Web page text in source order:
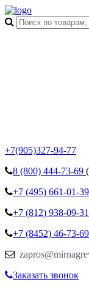
+7(905)327-94-77
8 (800) 444-73-69
+7 (495) 661-01-39
+7 (812) 938-09-31
+7 (8452) 46-73-69
Заказать звонок